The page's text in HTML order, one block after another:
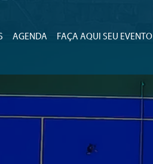
AGENDA FAÇA AQUI SEU EVENTO